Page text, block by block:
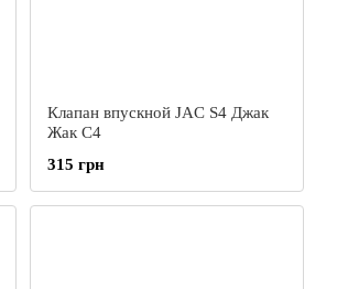
Клапан впускной JAC S4 Джак
Жак С4
315 грн